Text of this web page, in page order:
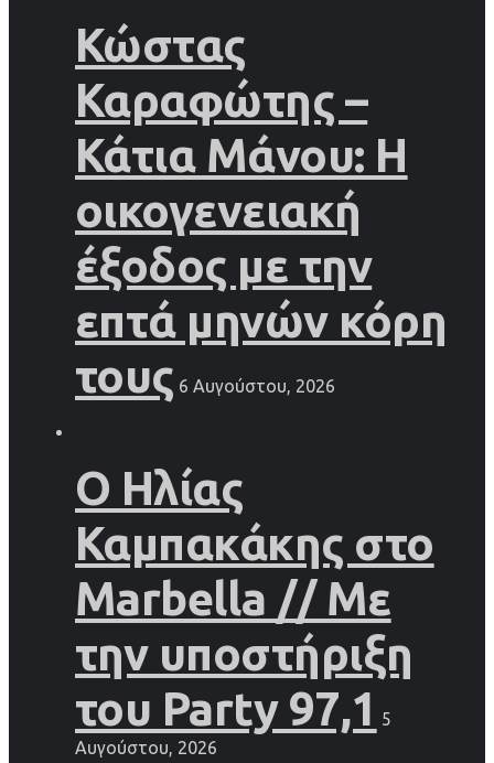
Κώστας
Καραφώτης –
Κάτια Μάνου: Η
οικογενειακή
έξοδος με την
επτά μηνών κόρη
τους 6 Αυγούστου, 2026
Ο Ηλίας
Καμπακάκης στο
Marbella // Με
την υποστήριξη
του Party 97,1
5
Αυγούστου, 2026